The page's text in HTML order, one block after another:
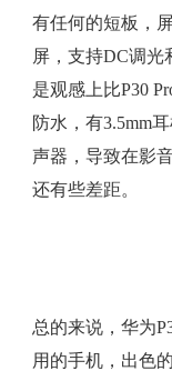
有任何的短板，
屏，支持DC调光
是观感上比P30
防水，有3.5mm
声器，导致在影
还有些差距。
总的来说，华为
用的手机，出色